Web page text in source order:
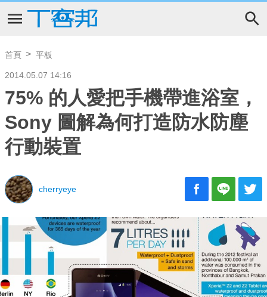
首頁 平板
2014.05.07 14:16
75% 的人愛把手機帶進浴室，
Sony 圖解為何打造防水防塵
行動裝置
cherryeye